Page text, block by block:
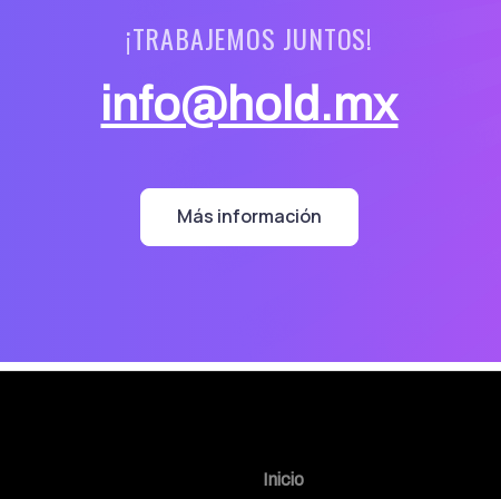
¡TRABAJEMOS JUNTOS!
info@hold.mx
Más información
Inicio